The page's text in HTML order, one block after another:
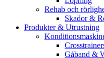
Rehab och
Skador &
Produkter & Utrustning
Gåband &